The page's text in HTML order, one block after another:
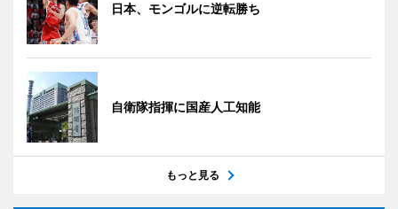
日本、モンゴルに逆転勝ち
自衛隊指揮に国産人工知能
もっと見る